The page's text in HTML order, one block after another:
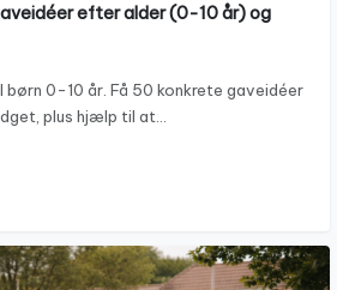
efter alder (0-10 år) og
0-10 år. Få 50 konkrete gaveidéer
plus hjælp til at…